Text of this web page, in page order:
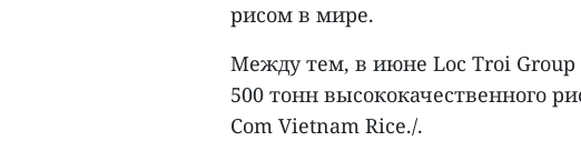
рисом в мире.
Между тем, в июне Loc Troi Group
500 тонн высококачественного
Com Vietnam Rice./.